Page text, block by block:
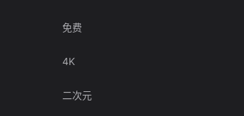
免费
4K
二次元